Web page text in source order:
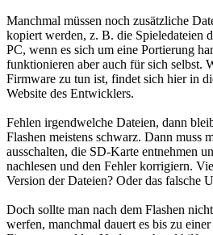
Manchmal müssen noch zusätzliche
kopiert werden, z. B. die Spieledateien
PC, wenn es sich um eine Portierung
funktionieren aber auch für sich selbst.
Firmware zu tun ist, findet sich hier in
Website des Entwicklers.
Fehlen irgendwelche Dateien, dann
Flashen meistens schwarz. Dann muss
ausschalten, die SD-Karte entnehmen
nachlesen und den Fehler korrigiern.
Version der Dateien? Oder das falsche
Doch sollte man nach dem Flashen
werfen, manchmal dauert es bis zu